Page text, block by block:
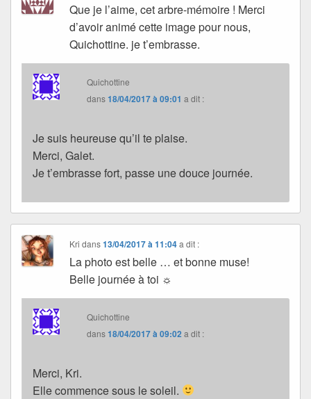
Que je l’aime, cet arbre-mémoire ! Merci
d’avoir animé cette image pour nous,
Quichottine. je t’embrasse.
Quichottine
dans18/04/2017 à 09:01 a dit :
Je suis heureuse qu’il te plaise.
Merci, Galet.
Je t’embrasse fort, passe une douce journée.
Kri dans13/04/2017 à 11:04 a dit :
La photo est belle … et bonne muse!
Belle journée à toi ☼
Quichottine
dans18/04/2017 à 09:02 a dit :
Merci, Kri.
Elle commence sous le soleil.